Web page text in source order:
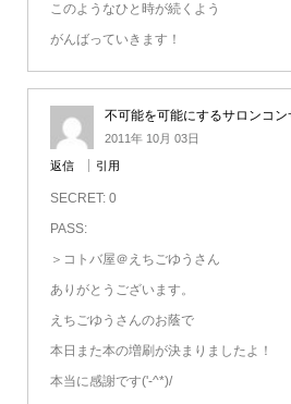
このようなひと時が続くよう
がんばっていきます！
不可能を可能にするサロンコ
2011年 10月 03日
返信 引用
SECRET: 0
PASS:
＞コトバ屋＠えちごゆうさん
ありがとうございます。
えちごゆうさんのお蔭で
本日また本の増刷が決まりましたよ！
本当に感謝です('-^*)/